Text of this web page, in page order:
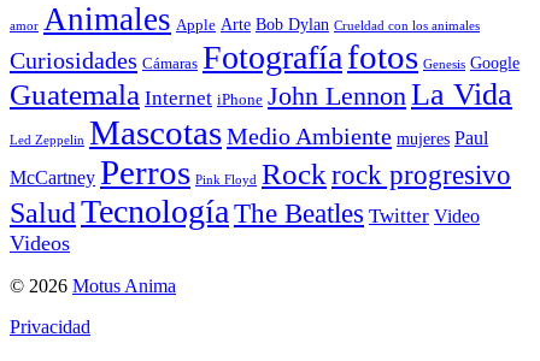
amor Animales Apple Arte Bob Dylan Crueldad con los animales
Curiosidades Cámaras Fotografíafotos Genesis Google
Guatemala Internet iPhone John LennonLa Vida
Led Zeppelin MascotasMedio Ambiente mujeres Paul
McCartney Perros Pink Floyd Rockrock progresivo
SaludTecnologíaThe Beatles Twitter Video
Videos
© 2026 Motus Anima
Privacidad